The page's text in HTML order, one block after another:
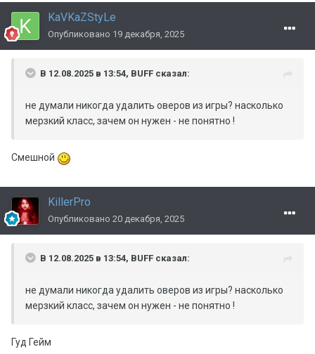
KaVKaZStyLe
Опубликовано 19 декабря, 2025
В 12.08.2025 в 13:54, BUFF сказал:
не думали никогда удалить оверов из игры? насколько
мерзкий класс, зачем он нужен - не понятно !
Смешной
KillerPro
Опубликовано 20 декабря, 2025
В 12.08.2025 в 13:54, BUFF сказал:
не думали никогда удалить оверов из игры? насколько
мерзкий класс, зачем он нужен - не понятно !
Гуд Гейм